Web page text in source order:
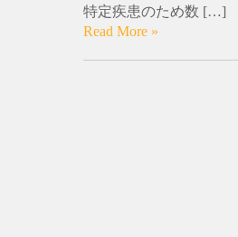
特定疾患のため数 […]
Read More »